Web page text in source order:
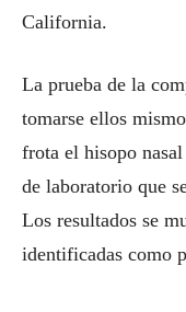
California.
La prueba de la
tomarse ellos
frota el hisopo
de laboratorio que
Los resultados se
identificadas como